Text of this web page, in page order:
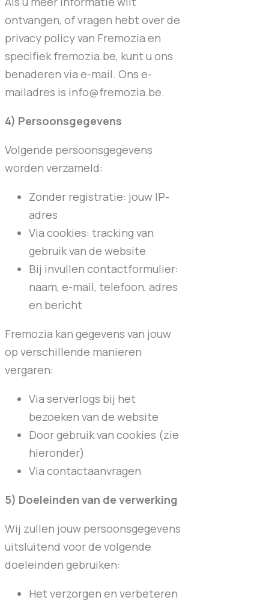
ontvangen, of vragen hebt over de
privacy policy van Fremozia en
specifiek fremozia.be, kunt u ons
benaderen via e-mail. Ons e-
mailadres is info@fremozia.be.
4) Persoonsgegevens
Volgende persoonsgegevens
worden verzameld:
Zonder registratie: jouw IP-
adres
Via cookies: tracking van
gebruik van de website
Bij invullen contactformulier:
naam, e-mail, telefoon, adres
en bericht
Fremozia kan gegevens van jouw
op verschillende manieren
vergaren:
Via serverlogs bij het
bezoeken van de website
Door gebruik van cookies (zie
hieronder)
Via contactaanvragen
5) Doeleinden van de verwerking
Wij zullen jouw persoonsgegevens
uitsluitend voor de volgende
doeleinden gebruiken:
Het verzorgen en verbeteren